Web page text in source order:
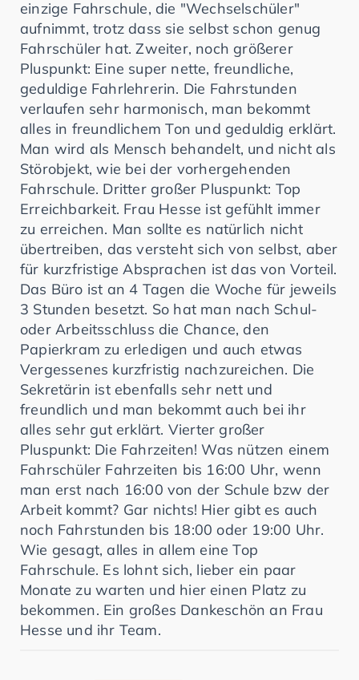
einzige Fahrschule, die "Wechselschüler"
aufnimmt, trotz dass sie selbst schon genug
Fahrschüler hat. Zweiter, noch größerer
Pluspunkt: Eine super nette, freundliche,
geduldige Fahrlehrerin. Die Fahrstunden
verlaufen sehr harmonisch, man bekommt
alles in freundlichem Ton und geduldig erklärt.
Man wird als Mensch behandelt, und nicht als
Störobjekt, wie bei der vorhergehenden
Fahrschule. Dritter großer Pluspunkt: Top
Erreichbarkeit. Frau Hesse ist gefühlt immer
zu erreichen. Man sollte es natürlich nicht
übertreiben, das versteht sich von selbst, aber
für kurzfristige Absprachen ist das von Vorteil.
Das Büro ist an 4 Tagen die Woche für jeweils
3 Stunden besetzt. So hat man nach Schul-
oder Arbeitsschluss die Chance, den
Papierkram zu erledigen und auch etwas
Vergessenes kurzfristig nachzureichen. Die
Sekretärin ist ebenfalls sehr nett und
freundlich und man bekommt auch bei ihr
alles sehr gut erklärt. Vierter großer
Pluspunkt: Die Fahrzeiten! Was nützen einem
Fahrschüler Fahrzeiten bis 16:00 Uhr, wenn
man erst nach 16:00 von der Schule bzw der
Arbeit kommt? Gar nichts! Hier gibt es auch
noch Fahrstunden bis 18:00 oder 19:00 Uhr.
Wie gesagt, alles in allem eine Top
Fahrschule. Es lohnt sich, lieber ein paar
Monate zu warten und hier einen Platz zu
bekommen. Ein großes Dankeschön an Frau
Hesse und ihr Team.